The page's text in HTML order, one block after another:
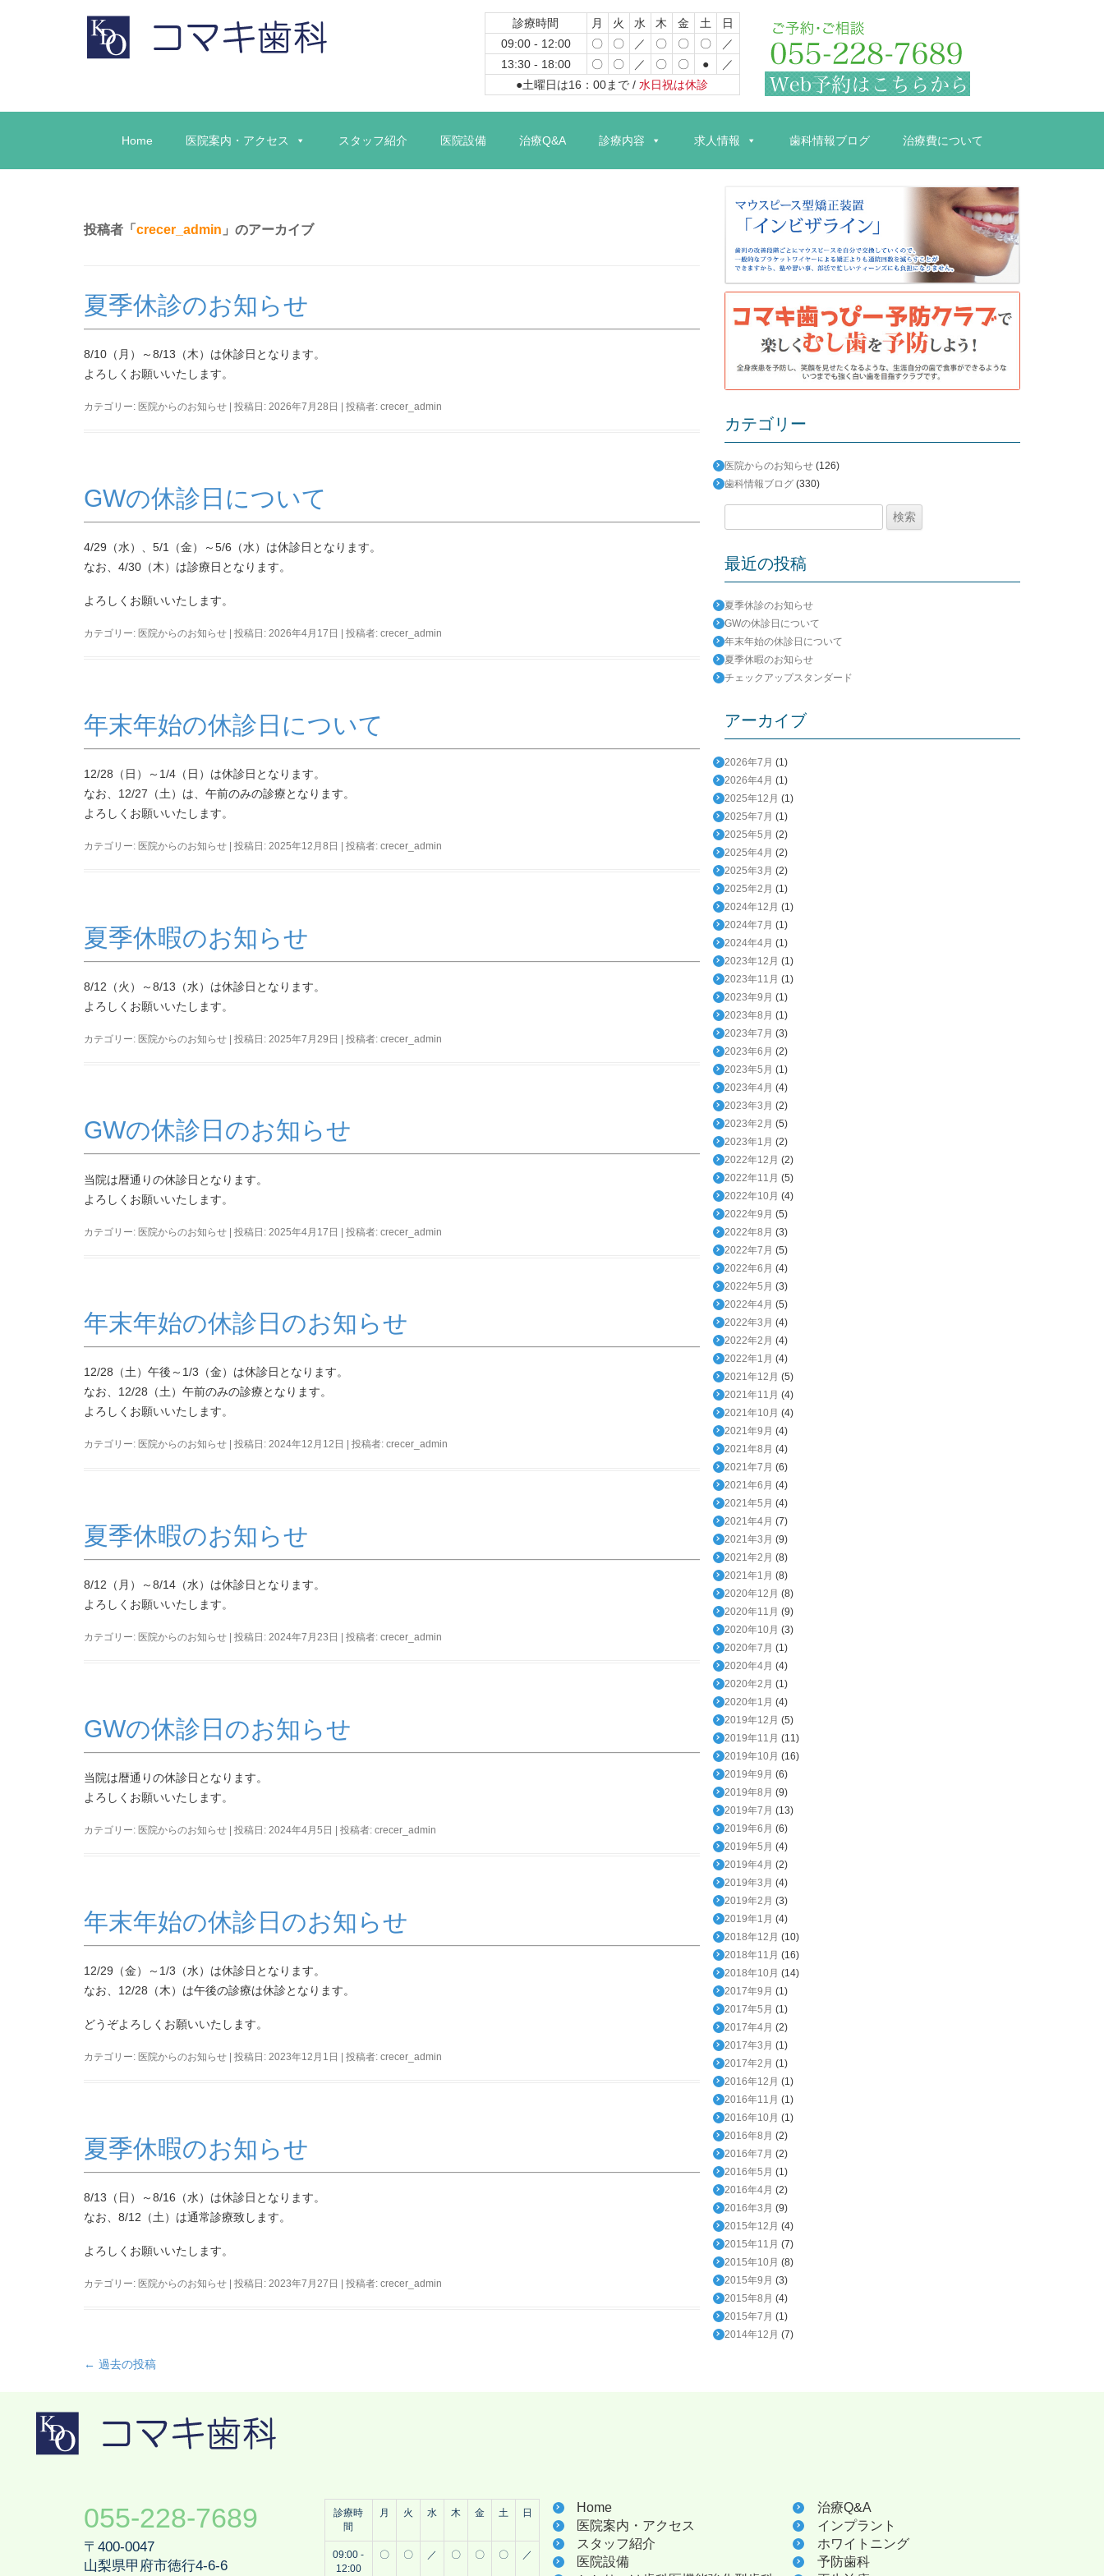
診療時間 月 火 水 木 金 土
日
09:00 - 12:00
〇 〇 ／ 〇 〇 〇
／
13:30 - 18:00
〇 〇 ／ 〇 〇 ●
／
●土曜日は16：00まで / 水日祝は休診
ン
ン
Home 医院案内・アクセス スタッフ紹介 医院設備 治療Q&A 診療内容 求人情報 歯科情報ブログ 治療費について
投稿者「 crecer_admin 」のアーカイブ
夏季休診のお知らせ
8/10（月）～8/13（木）は休診日となります。
よろしくお願いいたします。
カテゴリー: 医院からのお知らせ | 投稿日: 2026年7月28日 投稿者: crecer_admin
GWの休診日について
4/29（水）、5/1（金）～5/6（水）は休診日となります。
なお、4/30（木）は診療日となります。
よろしくお願いいたします。
カテゴリー: 医院からのお知らせ | 投稿日: 2026年4月17日 投稿者: crecer_admin
年末年始の休診日について
12/28（日）～1/4（日）は休診日となります。
なお、12/27（土）は、午前のみの診療となります。
よろしくお願いいたします。
カテゴリー: 医院からのお知らせ | 投稿日: 2025年12月8日 投稿者: crecer_admin
夏季休暇のお知らせ
8/12（火）～8/13（水）は休診日となります。
よろしくお願いいたします。
カテゴリー: 医院からのお知らせ | 投稿日: 2025年7月29日 | 投稿者: crecer_admin
GWの休診日のお知らせ
当院は暦通りの休診日となります。
よろしくお願いいたします。
カテゴリー: 医院からのお知らせ | 投稿日: 2025年4月17日 | 投稿者: crecer_admin
年末年始の休診日のお知らせ
12/28（土）午後～1/3（金）は休診日となります。
なお、12/28（土）午前のみの診療となります。
よろしくお願いいたします。
カテゴリー: 医院からのお知らせ | 投稿日: 2024年12月12日 投稿者: crecer_admin
夏季休暇のお知らせ
8/12（月）～8/14（水）は休診日となります。
よろしくお願いいたします。
カテゴリー: 医院からのお知らせ | 投稿日: 2024年7月23日 投稿者: crecer_admin
GWの休診日のお知らせ
当院は暦通りの休診日となります。
よろしくお願いいたします。
カテゴリー: 医院からのお知らせ | 投稿日: 2024年4月5日 投稿者: crecer_admin
年末年始の休診日のお知らせ
12/29（金）～1/3（水）は休診日となります。
なお、12/28（木）は午後の診療は休診となります。
どうぞよろしくお願いいたします。
カテゴリー: 医院からのお知らせ | 投稿日: 2023年12月1日 投稿者: crecer_admin
夏季休暇のお知らせ
8/13（日）～8/16（水）は休診日となります。
なお、8/12（土）は通常診療致します。
よろしくお願いいたします。
カテゴリー: 医院からのお知らせ | 投稿日: 2023年7月27日 投稿者: crecer_admin
ナ
ビ
シ
ョ
ン
← 過去の投稿
カテゴリー
医院からのお知らせ (126)
歯科情報ブログ (330)
最近の投稿
夏季休診のお知らせ
GWの休診日について
年末年始の休診日について
夏季休暇のお知らせ
チェックアップスタンダード
アーカイブ
2026年7月 (1)
2026年4月 (1)
2025年12月 (1)
2025年7月 (1)
2025年5月 (2)
2025年4月 (2)
2025年3月 (2)
2025年2月 (1)
2024年12月 (1)
2024年7月 (1)
2024年4月 (1)
2023年12月 (1)
2023年11月 (1)
2023年9月 (1)
2023年8月 (1)
2023年7月 (3)
2023年6月 (2)
2023年5月 (1)
2023年4月 (4)
2023年3月 (2)
2023年2月 (5)
2023年1月 (2)
2022年12月 (2)
2022年11月 (5)
2022年10月 (4)
2022年9月 (5)
2022年8月 (3)
2022年7月 (5)
2022年6月 (4)
2022年5月 (3)
2022年4月 (5)
2022年3月 (4)
2022年2月 (4)
2022年1月 (4)
2021年12月 (5)
2021年11月 (4)
2021年10月 (4)
2021年9月 (4)
2021年8月 (4)
2021年7月 (6)
2021年6月 (4)
2021年5月 (4)
2021年4月 (7)
2021年3月 (9)
2021年2月 (8)
2021年1月 (8)
2020年12月 (8)
2020年11月 (9)
2020年10月 (3)
2020年7月 (1)
2020年4月 (4)
2020年2月 (1)
2020年1月 (4)
2019年12月 (5)
2019年11月 (11)
2019年10月 (16)
2019年9月 (6)
2019年8月 (9)
2019年7月 (13)
2019年6月 (6)
2019年5月 (4)
2019年4月 (2)
2019年3月 (4)
2019年2月 (3)
2019年1月 (4)
2018年12月 (10)
2018年11月 (16)
2018年10月 (14)
2017年9月 (1)
2017年5月 (1)
2017年4月 (2)
2017年3月 (1)
2017年2月 (1)
2016年12月 (1)
2016年11月 (1)
2016年10月 (1)
2016年8月 (2)
2016年7月 (2)
2016年5月 (1)
2016年4月 (2)
2016年3月 (9)
2015年12月 (4)
2015年11月 (7)
2015年10月 (8)
2015年9月 (3)
2015年8月 (4)
2015年7月 (1)
2014年12月 (7)
055-228-7689
〒400-0047
山梨県甲府市徳行4-6-6
診療時
間
月 火 水 木 金 土 日
09:00 -
12:00
〇 〇 ／ 〇 〇 〇 ／
Home
医院案内・アクセス
スタッフ紹介
医院設備
治療Q&A
インプラント
ホワイトニング
予防歯科